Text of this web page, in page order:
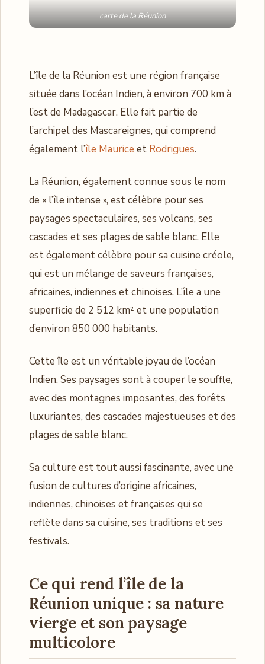
carte de la Réunion
L’île de la Réunion est une région française
située dans l’océan Indien, à environ 700 km à
l’est de Madagascar. Elle fait partie de
l’archipel des Mascareignes, qui comprend
également l’île Maurice et Rodrigues.
La Réunion, également connue sous le nom
de « l’île intense », est célèbre pour ses
paysages spectaculaires, ses volcans, ses
cascades et ses plages de sable blanc. Elle
est également célèbre pour sa cuisine créole,
qui est un mélange de saveurs françaises,
africaines, indiennes et chinoises. L’île a une
superficie de 2 512 km² et une population
d’environ 850 000 habitants.
Cette île est un véritable joyau de l’océan
Indien. Ses paysages sont à couper le souffle,
avec des montagnes imposantes, des forêts
luxuriantes, des cascades majestueuses et des
plages de sable blanc.
Sa culture est tout aussi fascinante, avec une
fusion de cultures d’origine africaines,
indiennes, chinoises et françaises qui se
reflète dans sa cuisine, ses traditions et ses
festivals.
Ce qui rend l’île de la
Réunion unique : sa nature
vierge et son paysage
multicolore